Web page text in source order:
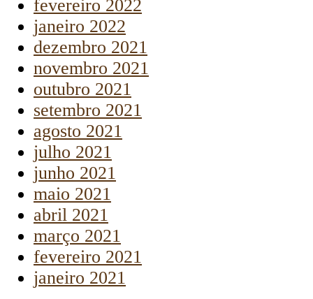
fevereiro 2022
janeiro 2022
dezembro 2021
novembro 2021
outubro 2021
setembro 2021
agosto 2021
julho 2021
junho 2021
maio 2021
abril 2021
março 2021
fevereiro 2021
janeiro 2021